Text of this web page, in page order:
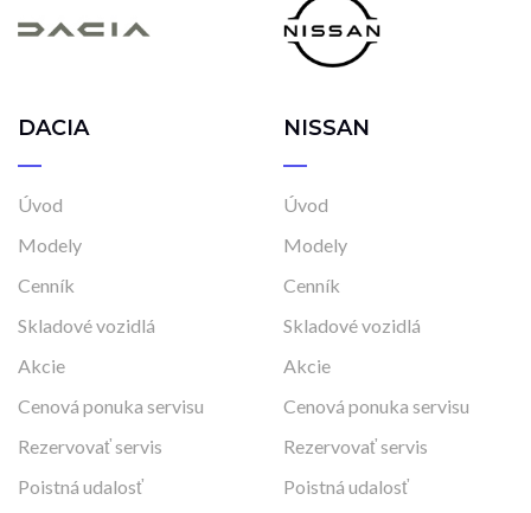
DACIA
Úvod
Modely
Cenník
Skladové vozidlá
Akcie
Cenová ponuka servisu
Rezervovať servis
Poistná udalosť
NISSAN
Úvod
Modely
Cenník
Skladové vozidlá
Akcie
Cenová ponuka servisu
Rezervovať servis
Poistná udalosť